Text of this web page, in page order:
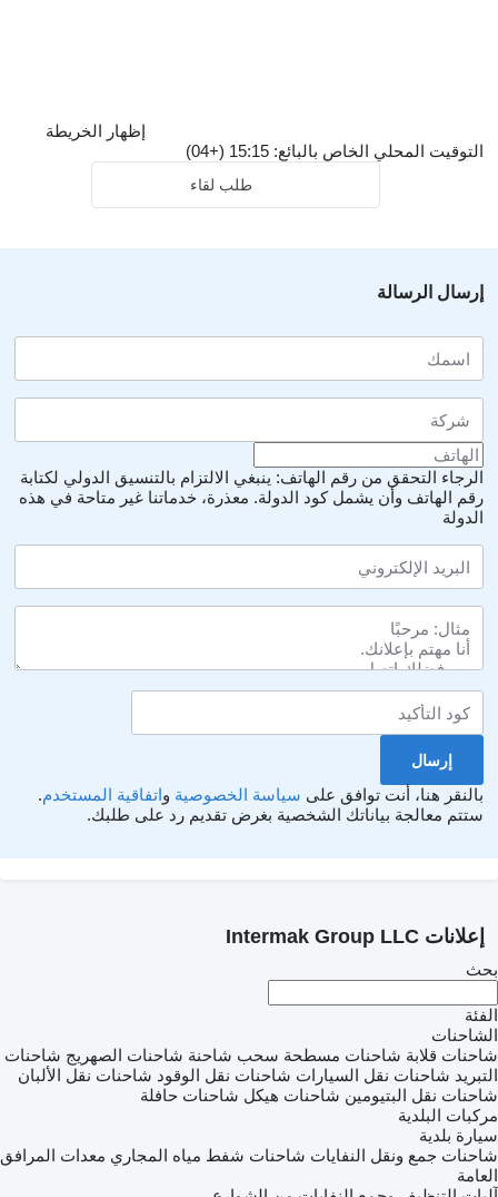
إظهار الخريطة
التوقيت المحلي الخاص بالبائع: 15:15 (+04)
طلب لقاء
إرسال الرسالة
الرجاء التحقق من رقم الهاتف: ينبغي الالتزام بالتنسيق الدولي لكتابة
رقم الهاتف وأن يشمل كود الدولة. معذرة، خدماتنا غير متاحة في هذه
الدولة
بالنقر هنا، أنت توافق على سياسة الخصوصية واتفاقية المستخدم.
ستتم معالجة بياناتك الشخصية بغرض تقديم رد على طلبك.
إعلانات Intermak Group LLC
بحث
الفئة
الشاحنات
شاحنات قلابة شاحنات مسطحة سحب شاحنة شاحنات الصهريج شاحنات
التبريد شاحنات نقل السيارات شاحنات نقل الوقود شاحنات نقل الألبان
شاحنات نقل البتيومين شاحنات هيكل شاحنات حافلة
مركبات البلدية
سيارة بلدية
شاحنات جمع ونقل النفايات شاحنات شفط مياه المجاري معدات المرافق
العامة